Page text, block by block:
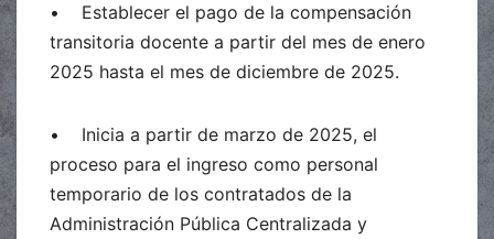
• Establecer el pago de la compensación
transitoria docente a partir del mes de enero
2025 hasta el mes de diciembre de 2025.
• Inicia a partir de marzo de 2025, el
proceso para el ingreso como personal
temporario de los contratados de la
Administración Pública Centralizada y